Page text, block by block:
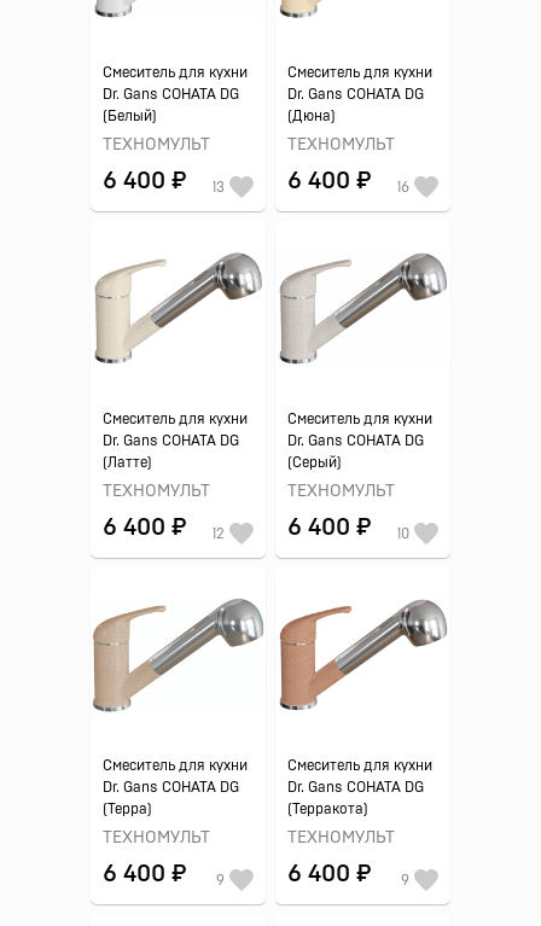
Смеситель для кухни
Dr. Gans СОНАТА DG
(Белый)
ТЕХНОМУЛЬТ
6 400 ₽ 13
Смеситель для кухни
Dr. Gans СОНАТА DG
(Дюна)
ТЕХНОМУЛЬТ
6 400 ₽ 16
Смеситель для кухни
Dr. Gans СОНАТА DG
(Латте)
ТЕХНОМУЛЬТ
6 400 ₽ 12
Смеситель для кухни
Dr. Gans СОНАТА DG
(Серый)
ТЕХНОМУЛЬТ
6 400 ₽ 10
Смеситель для кухни
Dr. Gans СОНАТА DG
(Терра)
ТЕХНОМУЛЬТ
6 400 ₽ 9
Смеситель для кухни
Dr. Gans СОНАТА DG
(Терракота)
ТЕХНОМУЛЬТ
6 400 ₽ 9